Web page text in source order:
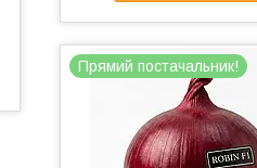
Прямий постачальник!